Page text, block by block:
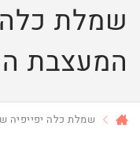
שמלת
המעצבת
שמלת כלה יפייפיה